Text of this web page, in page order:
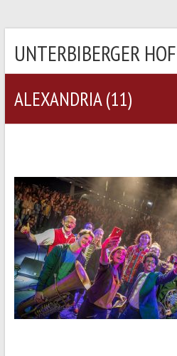
UNTERBIBERGER
ALEXANDRIA (11)